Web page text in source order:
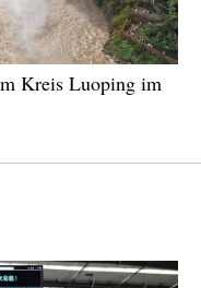
Kreis Luoping im